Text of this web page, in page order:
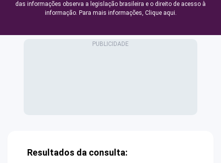
das informações observa a legislação brasileira e o direito de acesso à
informação. Para mais informações, Clique aqui.
Resultados da consulta: